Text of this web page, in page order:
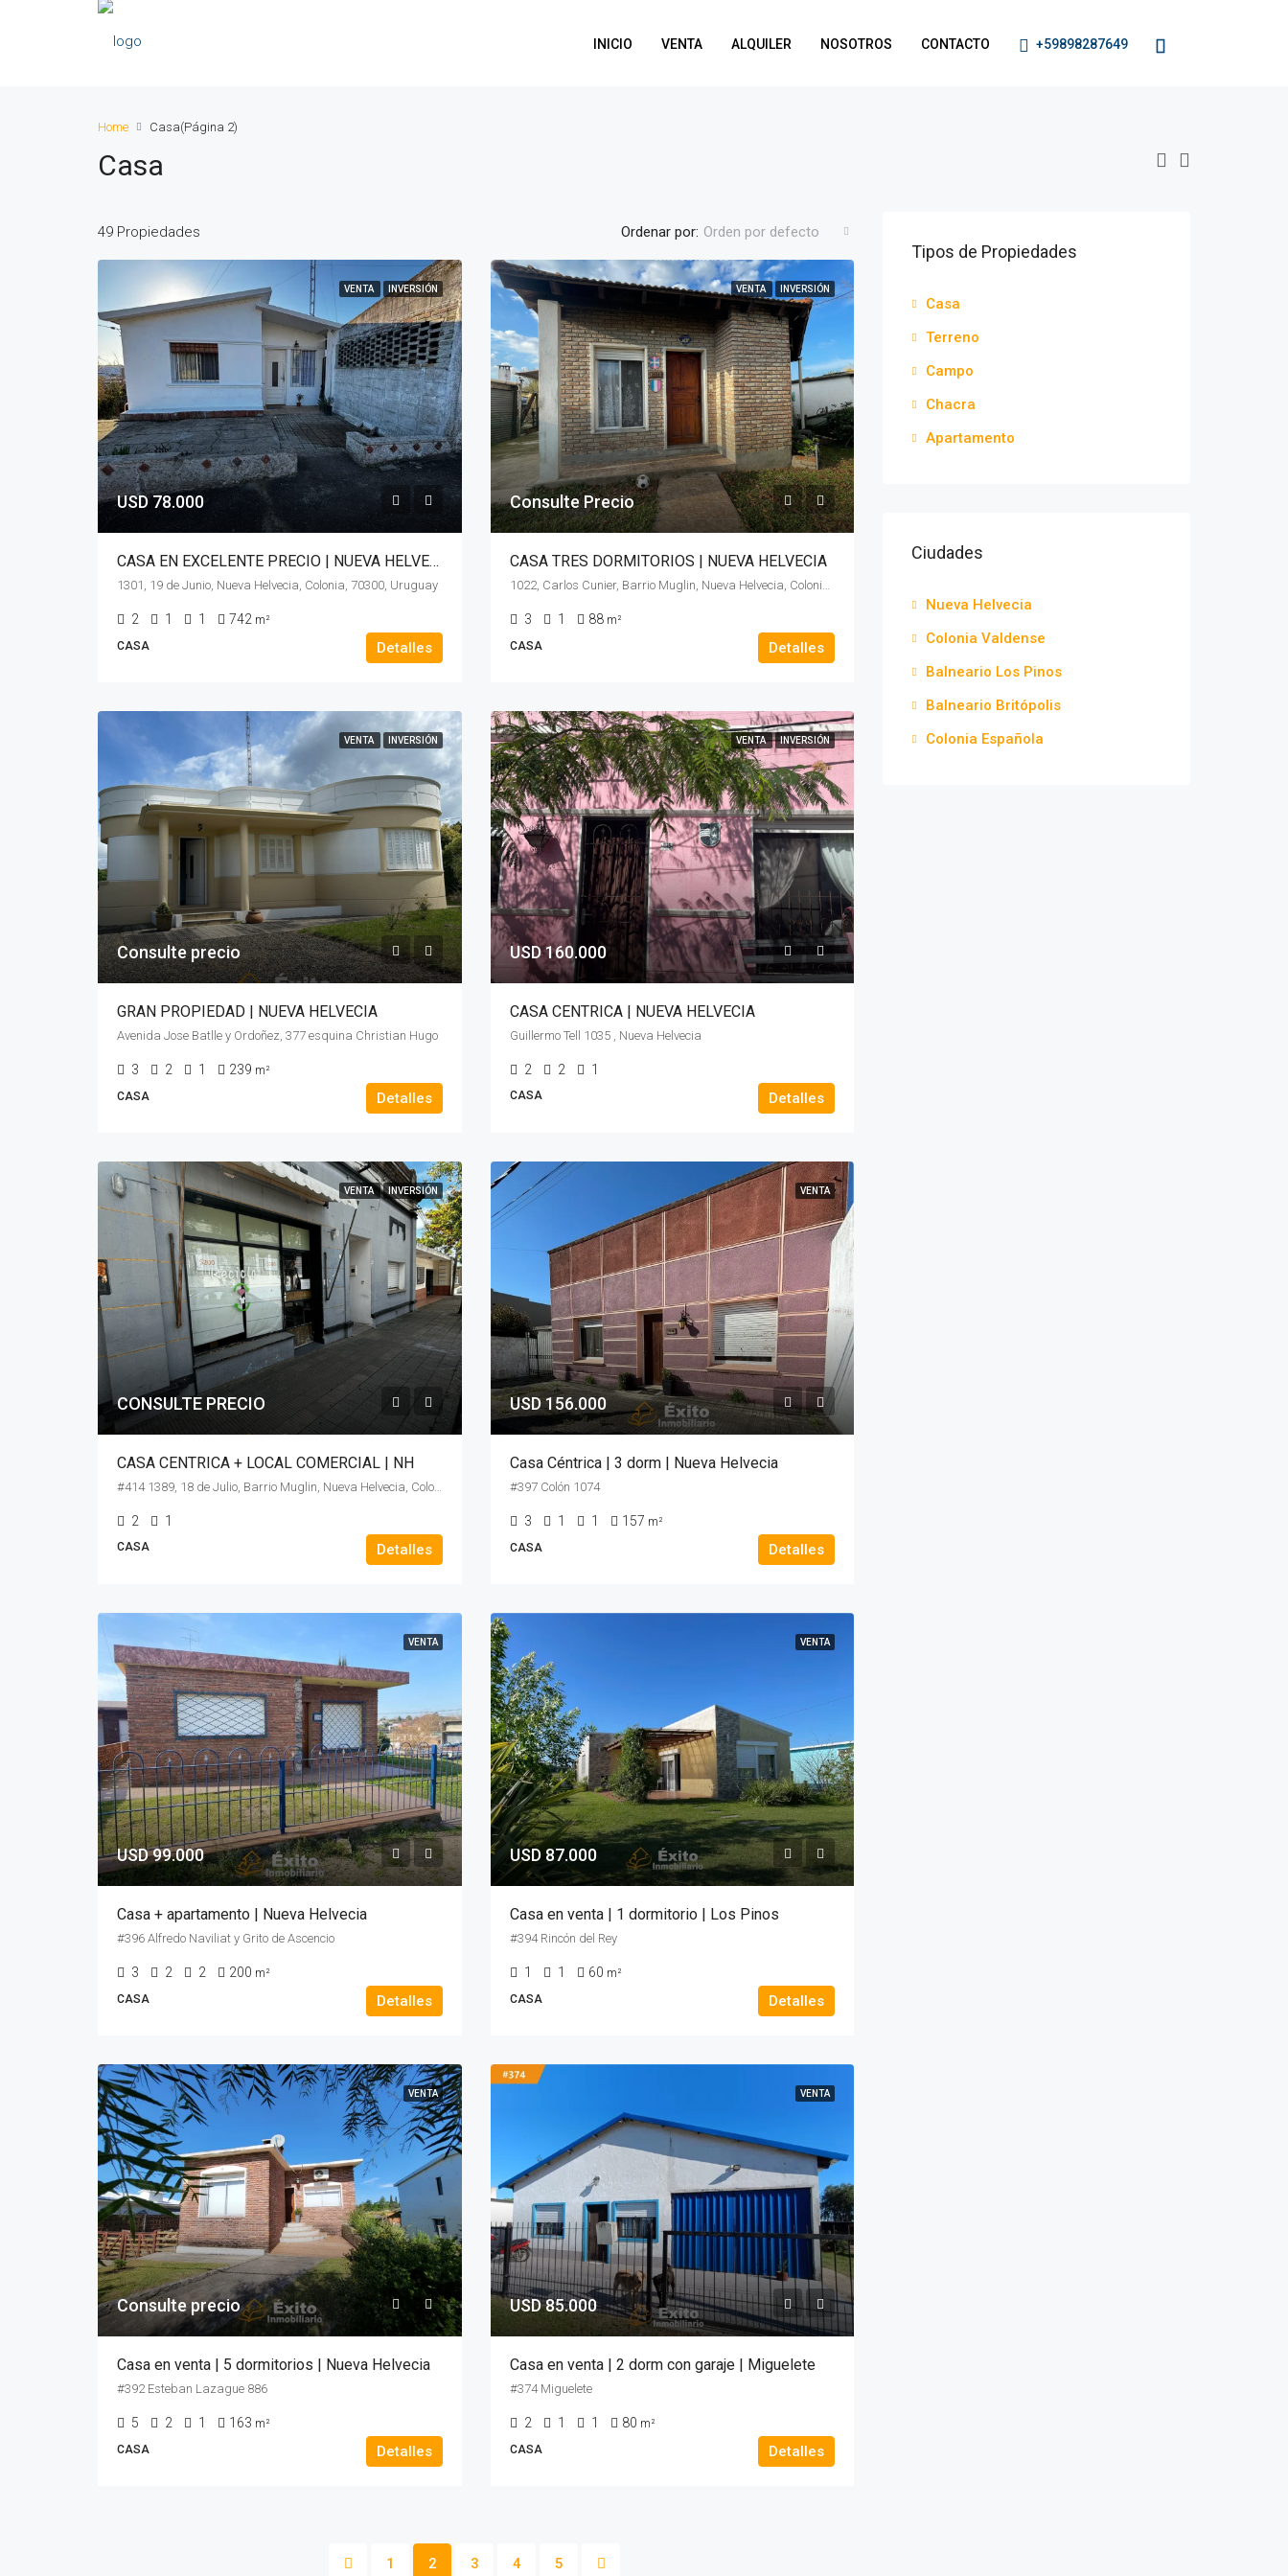
INICIO VENTA ALQUILER NOSOTROS CONTACTO +59898287649
Home Casa(Página 2)
Casa
49 Propiedades Ordenar por: Orden por defecto
VENTA INVERSIÓN
USD 78.000
CASA EN EXCELENTE PRECIO | NUEVA HELVECIA
1301, 19 de Junio, Nueva Helvecia, Colonia, 70300, Uruguay
2 1 1 742 m²
CASA
Detalles
VENTA INVERSIÓN
Consulte Precio
CASA TRES DORMITORIOS | NUEVA HELVECIA
3 1 88 m²
CASA
Detalles
VENTA INVERSIÓN
Consulte precio
GRAN PROPIEDAD | NUEVA HELVECIA
Avenida Jose Batlle y Ordoñez, 377 esquina Christian Hugo
3 2 1 239 m²
CASA
Detalles
VENTA INVERSIÓN
USD 160.000
CASA CENTRICA | NUEVA HELVECIA
Guillermo Tell 1035 , Nueva Helvecia
2 2 1
CASA Detalles
VENTA INVERSIÓN
CONSULTE PRECIO
CASA CENTRICA + LOCAL COMERCIAL | NH
2 1
CASA Detalles
VENTA
USD 156.000
Casa Céntrica | 3 dorm | Nueva Helvecia
#397 Colón 1074
3 1 1 157 m²
CASA
Detalles
VENTA
USD 99.000
Casa + apartamento | Nueva Helvecia
#396 Alfredo Naviliat y Grito de Ascencio
3 2 2 200 m²
CASA
Detalles
VENTA
USD 87.000
Casa en venta | 1 dormitorio | Los Pinos
#394 Rincón del Rey
1 1 60 m²
CASA
Detalles
VENTA
Consulte precio
Casa en venta | 5 dormitorios | Nueva Helvecia
#392 Esteban Lazague 886
5 2 1 163 m²
CASA
Detalles
VENTA
USD 85.000
Casa en venta | 2 dorm con garaje | Miguelete
#374 Miguelete
2 1 1 80 m²
CASA
Detalles
1 2 3 4 5
Tipos de Propiedades
Casa
Terreno
Campo
Chacra
Apartamento
Ciudades
Nueva Helvecia
Colonia Valdense
Balneario Los Pinos
Balneario Britópolis
Colonia Española